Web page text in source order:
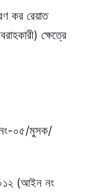
কর রেয়াত
ক্ষেত্রে
নং-০৫/মুসক/
(আইন নং